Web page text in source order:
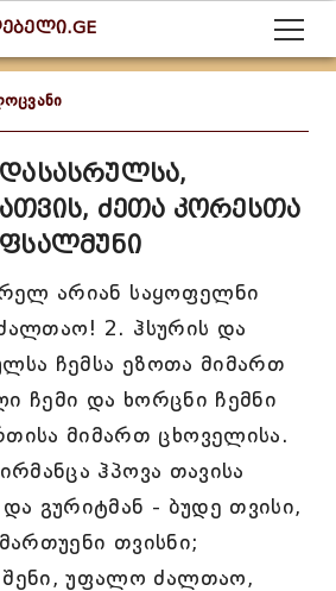
დასასრულსა,
ძეთა კორესთა
ფსალმუნი
არიან საყოფელნი
2. ჰსურის და
ჩემსა ეზოთა მიმართ
ჩემი და ხორცნი ჩემნი
მიმართ ცხოველისა.
ჰპოვა თავისა
გურიტმან - ბუდე თვისი,
თვისნი;
შენი, უფალო ძალთაო,